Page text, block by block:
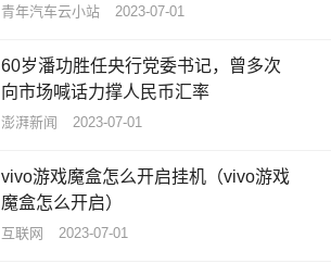
青年汽车云小站 2023-07-01
60岁潘功胜任央行党委书记，曾多次
向市场喊话力撑人民币汇率
澎湃新闻 2023-07-01
vivo游戏魔盒怎么开启挂机（vivo游戏
魔盒怎么开启）
互联网 2023-07-01